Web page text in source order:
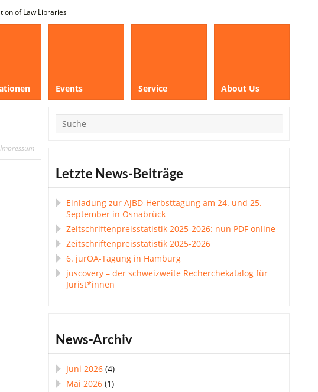
of Law Libraries
Events Service About Us
Letzte News-Beiträge
Einladung zur AjBD-Herbsttagung am 24. und 25.
September in Osnabrück
Zeitschriftenpreisstatistik 2025-2026: nun PDF online
Zeitschriftenpreisstatistik 2025-2026
6. jurOA-Tagung in Hamburg
juscovery – der schweizweite Recherchekatalog für
Jurist*innen
News-Archiv
Juni 2026 (4)
Mai 2026 (1)